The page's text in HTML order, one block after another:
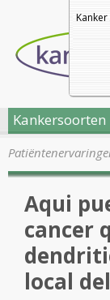
Kankersoorten
Aqui
cancer
local